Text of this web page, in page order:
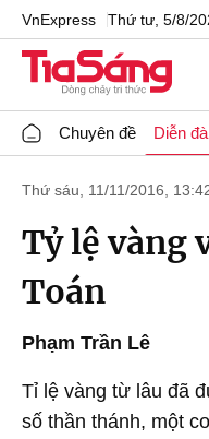
VnExpress Thứ tư, 5/8/
Chuyên đề Diễn
Thứ sáu, 11/11/2016,
Tỷ lệ vàng
Toán
Phạm Trần Lê
Tỉ lệ vàng từ lâu đã
số thần thánh, một